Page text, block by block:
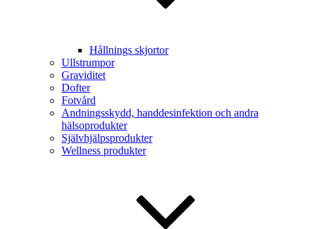
Hållnings skjortor
Ullstrumpor
Graviditet
Dofter
Fotvård
Andningsskydd, handdesinfektion och andra
hälsoprodukter
Självhjälpsprodukter
Wellness produkter